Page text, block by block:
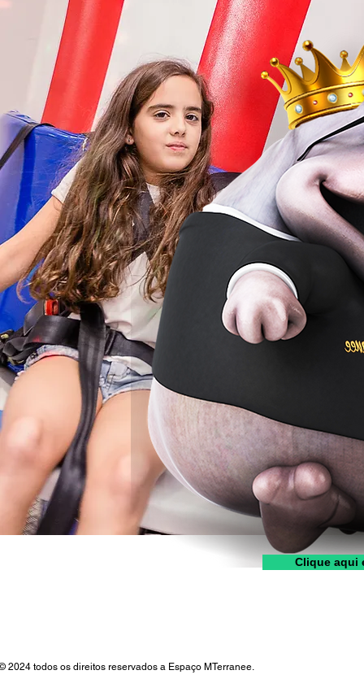
Clique aqui
2024 todos os direitos reservados a Espaço MTerranee.